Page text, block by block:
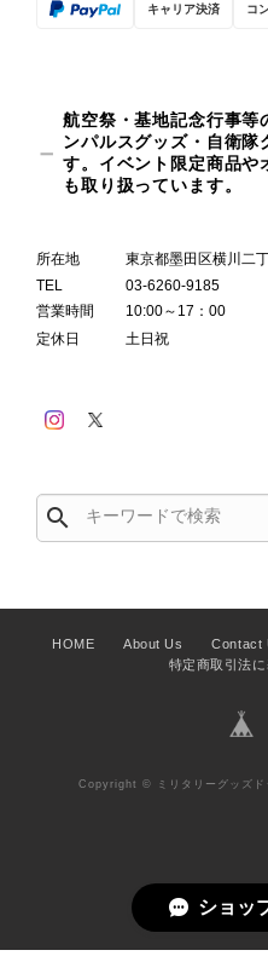
キャリア決済 コ
航空祭・基地記念行事等
ンパルスグッズ・自衛隊
す。イベント限定商品や
も取り扱っています。
所在地
東京都墨田区横川二
TEL
03-6260-9185
営業時間
10:00～17：00
定休日
土日祝
search
HOME About Us Contact
特定商取引法
Copyright © ミリタリーグッズ
ショッ